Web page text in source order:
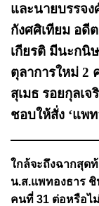
และนายบรรจ
กังศศิเทียม อดี
เกียรติ มีนะกนิ
ตุลาการใหม่ 2
สุเมธ รอยกุลเ
ชอบให้สั่ง ‘แพ
ใกล้จะถึงฉากสุด
น.ส.แพทองธาร ชิ
คนที่ 31 ต่อหรือไ